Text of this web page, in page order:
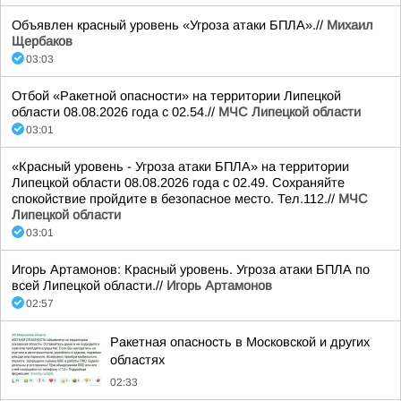
Объявлен красный уровень «Угроза атаки БПЛА».// Михаил
Щербаков
03:03
Отбой «Ракетной опасности» на территории Липецкой
области 08.08.2026 года с 02.54.// МЧС Липецкой области
03:01
«Красный уровень - Угроза атаки БПЛА» на территории
Липецкой области 08.08.2026 года с 02.49. Сохраняйте
спокойствие пройдите в безопасное место. Тел.112.// МЧС
Липецкой области
03:01
Игорь Артамонов: Красный уровень. Угроза атаки БПЛА по
всей Липецкой области.// Игорь Артамонов
02:57
Ракетная опасность в Московской и других
областях
02:33